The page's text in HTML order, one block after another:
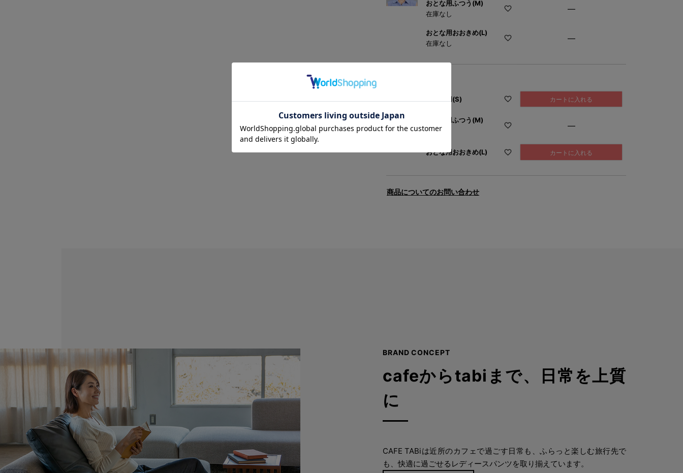
おとな用ふつう(M)
在庫なし
—
おとな用おおきめ(L)
在庫なし
—
こども用(S) カートに入れる
おとな用ふつう(M)
在庫なし
—
おとな用おおきめ(L) カートに入れる
商品についてのお問い合わせ
BRAND CONCEPT
cafeからtabiまで、日常を上質
に
CAFE TABiは近所のカフェで過ごす日常も、ふらっと楽しむ旅行先で
も、快適に過ごせるレディースパンツを取り揃えています。